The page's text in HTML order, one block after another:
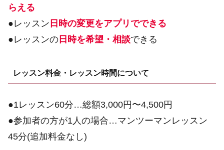
らえる
●レッスン 日時の変更をアプリでできる
●レッスンの 日時を希望・相談できる
レッスン料金・レッスン時間について
●1レッスン60分…総額3,000円〜4,500円
●参加者の方が1人の場合…マンツーマンレッスン
45分(追加料金なし)